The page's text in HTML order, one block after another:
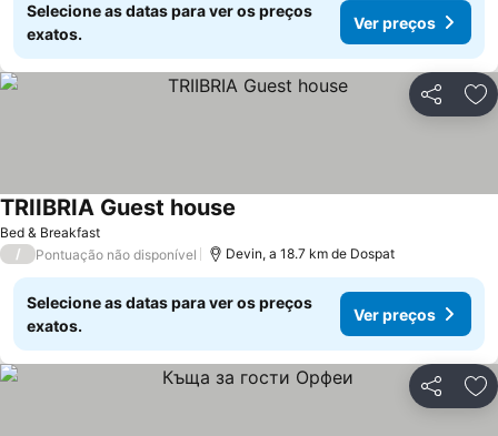
Selecione as datas para ver os preços
exatos.
Ver preços
Partilhar
Bed & Breakfast
TRIIBRIA Guest house
/ Pontuação não disponível Devin, a 18.7 km de Dospat
Selecione as datas para ver os preços
exatos.
Ver preços
Partilhar